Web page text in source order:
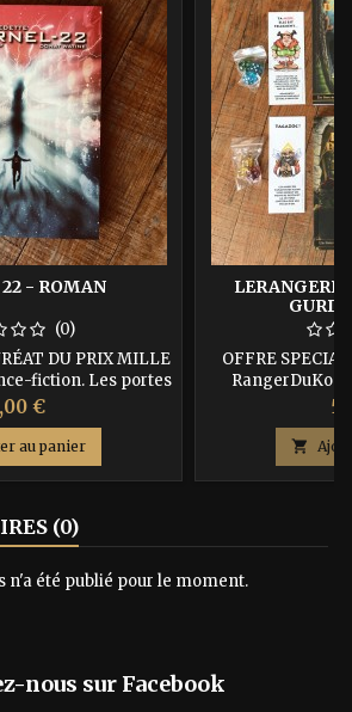
22 - ROMAN
(0)
DU PRIX MILLE
fiction. Les portes
à l’humanité lors
avec un
l’origine, liée aux
espace-temps, se
récits bibliques. ISBN
€
au panier
OFFRE
RangerDuKo 1
chacun des
héros, sur papier
couverture
recevrez en + 3
sauveront la vie,
Gabriel

(0)
n'a été publié pour le moment.
nous sur Facebook